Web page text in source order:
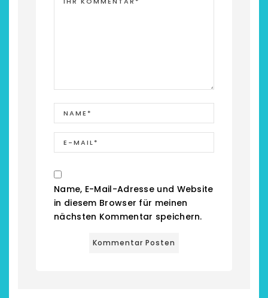
Hofcafés am
Niederrhein
2. Mai 2026
Restsommer -
5. April 2026
Name, E-Mail-Adresse und Website
in diesem Browser für meinen
nächsten Kommentar speichern.